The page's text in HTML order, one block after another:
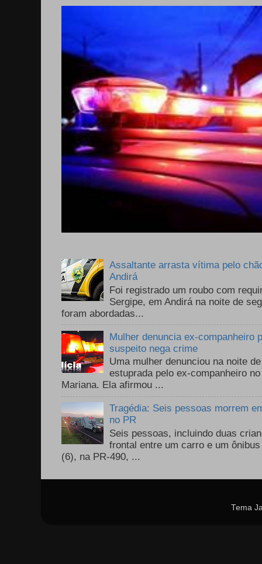
Assaltante arrasta vítima pelo
Andirá
Foi registrado um roubo com
Sergipe, em Andirá na noite de
foram abordadas...
Mulher denuncia ex-companheiro
suspeito nega crime
Uma mulher denunciou na noite
estuprada pelo ex-companheiro
Mariana. Ela afirmou ...
Tragédia: Seis pessoas morrem
no PR
Seis pessoas, incluindo duas
frontal entre um carro e um
(6), na PR-490, ...
Tema